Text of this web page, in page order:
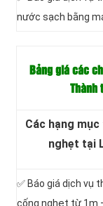
nước sạch bằng
Bảng giá các
Thành
Các hạng
nghẹt tại
✅ Báo giá dịch vụ
cống nghẹt từ 1m